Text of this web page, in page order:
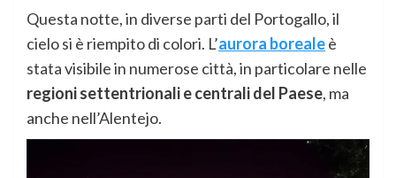
Questa notte, in diverse parti del Portogallo, il
cielo si è riempito di colori. L’aurora borealeè
stata visibile in numerose città, in particolare nelle
regioni settentrionali e centrali del Paese, ma
anche nell’Alentejo.